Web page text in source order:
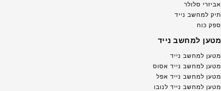
אביזרי סלולר
תיק למחשב נייד
ספק כוח
מטען למחשב נייד
מטען למחשב נייד
מטען למחשב נייד אסוס
מטען למחשב נייד אפל
מטען למחשב נייד לנובו